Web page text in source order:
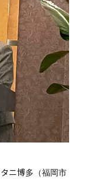
ニ博多（福岡市